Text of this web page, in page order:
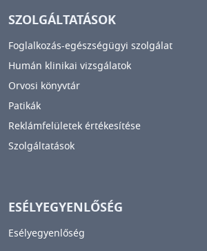
SZOLGÁLTATÁSOK
Foglalkozás-egészségügyi szolgálat
Humán klinikai vizsgálatok
Orvosi könyvtár
Patikák
Reklámfelületek értékesítése
Szolgáltatások
ESÉLYEGYENLŐSÉG
Esélyegyenlőség